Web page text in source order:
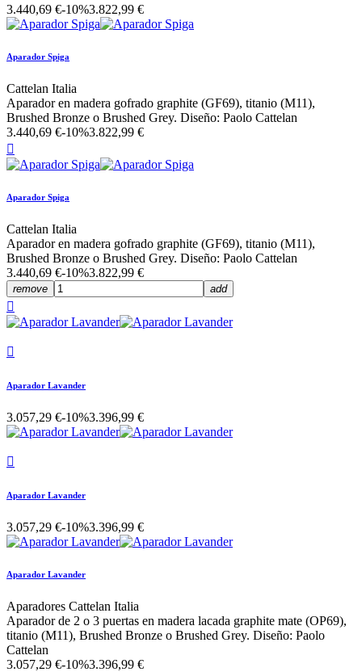
3.440,69 €-10%3.822,99 €
Aparador Spiga
Cattelan Italia
Aparador en madera gofrado graphite (GF69), titanio (M11),
Brushed Bronze o Brushed Grey. Diseño: Paolo Cattelan
3.440,69 €-10%3.822,99 €

Aparador Spiga
Cattelan Italia
Aparador en madera gofrado graphite (GF69), titanio (M11),
Brushed Bronze o Brushed Grey. Diseño: Paolo Cattelan
3.440,69 €-10%3.822,99 €
remove add


Aparador Lavander
3.057,29 €-10%3.396,99 €

Aparador Lavander
3.057,29 €-10%3.396,99 €
Aparador Lavander
Aparadores Cattelan Italia
Aparador de 2 o 3 puertas en madera lacada graphite mate (OP69),
titanio (M11), Brushed Bronze o Brushed Grey. Diseño: Paolo
Cattelan
3.057,29 €-10%3.396,99 €